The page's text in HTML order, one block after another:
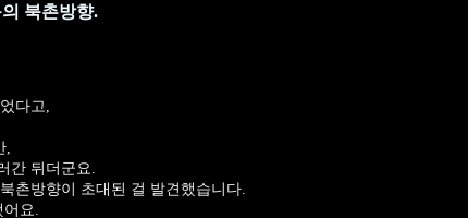
북촌방향.
다고,
,
간 뒤더군요.
촌방향이 초대된 걸 발견했습니다.
어요.